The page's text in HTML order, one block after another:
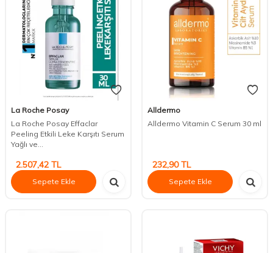
La Roche Posay
La Roche Posay Effaclar
Peeling Etkili Leke Karşıtı Serum
Yağlı ve...
2.507,42 TL
Sepete Ekle
Alldermo
Alldermo Vitamin C Serum 30 ml
232,90TL
Sepete Ekle